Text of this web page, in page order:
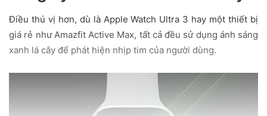
l
Điều thú vị hơn, dù là Apple Watch Ultra 3 hay một thiết bị
giá rẻ như Amazfit Active Max, tất cả đều sử dụng ánh sáng
xanh lá cây để phát hiện nhịp tim của người dùng.